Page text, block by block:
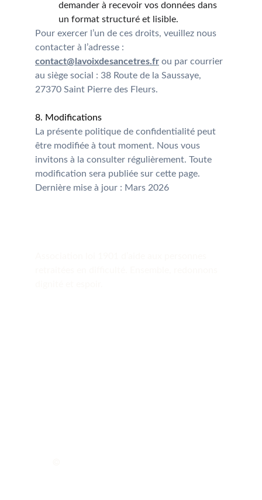
demander à recevoir vos données dans
un format structuré et lisible.
Pour exercer l’un de ces droits, veuillez nous
contacter à l’adresse :
contact@lavoixdesancetres.fr ou par courrier
au siège social : 38 Route de la Saussaye,
27370 Saint Pierre des Fleurs.
8. Modifications
La présente politique de confidentialité peut
être modifiée à tout moment. Nous vous
invitons à la consulter régulièrement. Toute
modification sera publiée sur cette page.
Dernière mise à jour : Mars 2026